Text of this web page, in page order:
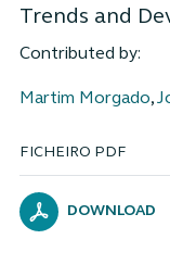
FICHEIRO PDF
DOWNLOAD
Trends and
Contributed by:
Martim Morgado,